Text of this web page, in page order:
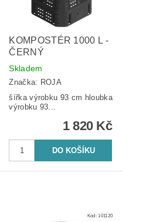
KOMPOSTÉR 1000 L -
ČERNÝ
Skladem
Značka: ROJA
šířka výrobku 93 cm hloubka
výrobku 93...
1 820 Kč
Kód:101120